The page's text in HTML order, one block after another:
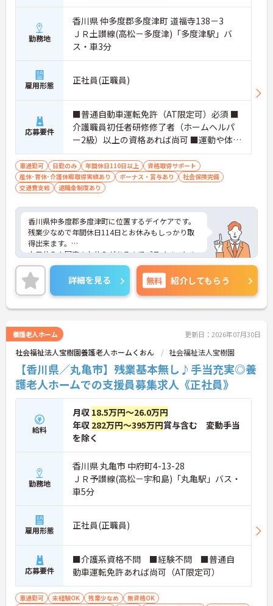
勤務地
香川県 仲多度郡多度津町 道福寺138－3
ＪＲ土讃線(高松－多度津)「多度津駅」バ
ス・車3分
雇用形態 正社員(正職員)
応募要件
■普通自動車運転免許（AT限定可）必須 ■
介護職員初任者研修修了者（ホームヘルパ
ー2級）以上の資格あれば尚可 ■運動や体を
動すことが好きな方歓迎 ■訪問介護、通所
介護経験者優遇
車通勤可 日勤のみ 年間休日110日以上
資格取得サポート
産休･育休･介護休暇取得実績あり
ボーナス・賞与あり
社会保険完備
交通費支給
退職金制度あり
香川県仲多度郡多度津町に位置するデイケアです。
残業少なめで年間休日114日とお休みもしっかり取
得出来ます。
土日休み！固定のお休みがあるのでプライベートの
予定も立てやすい環境です。
ご興味をお持ちの方はお気軽にお問い合わせくださ
い。
詳細を見る 無料 紹介してもらう
養護老人ホーム 更新日：2026年07月30日
社会福祉法人宝樹園養護老人ホームくおん 社会福祉法人宝樹園
【香川県／丸亀市】残業基本無し♪手当充実◎養
護老人ホームでの支援員募集求人《正社員》
給料
月収 18.5万円～26.0万円
年収 282万円～395万円賞与含む 変動手当
を除く
勤務地
香川県 丸亀市 中府町4-13-28
ＪＲ予讃線(高松－宇和島)「丸亀駅」バス・
車5分
雇用形態 正社員(正職員)
応募要件
■介護系資格不問 ■経験不問 ■普通自
動車運転免許あれば尚可（AT限定可）
車通勤可 未経験OK 残業少なめ
無資格OK